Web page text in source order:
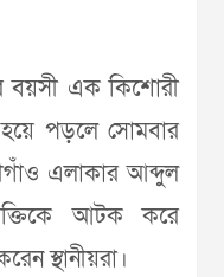
এক কিশোরী
হয়ে পড়লে সোমবার
এলাকার আব্দুল
আটক করে
স্থানীয়রা।